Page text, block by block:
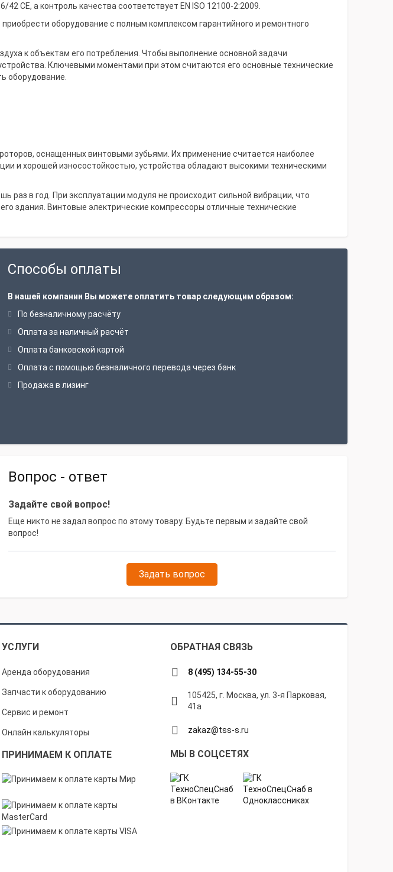
CE, а контроль качества соответствует EN ISO 12100-2:2009.
оборудование с полным комплексом гарантийного и ремонтного
к объектам его потребления. Чтобы выполнение основной задачи
Ключевыми моментами при этом считаются его основные технические
оборудование.
оснащенных винтовыми зубьями. Их применение считается наиболее
и хорошей износостойкостью, устройства обладают высокими техническими
раз в год. При эксплуатации модуля не происходит сильной вибрации, что
здания. Винтовые электрические компрессоры отличные технические
Способы оплаты
В нашей компании Вы можете оплатить товар следующим образом:
По безналичному расчёту
Оплата за наличный расчёт
Оплата банковской картой
Оплата с помощью безналичного перевода через банк
Продажа в лизинг
Вопрос - ответ
Задайте свой вопрос!
Еще никто не задал вопрос по этому товару. Будьте первым и задайте свой
вопрос!
Задать вопрос
УСЛУГИ ОБРАТНАЯ СВЯЗЬ
Аренда оборудования
Запчасти к оборудованию
Сервис и ремонт
Онлайн калькуляторы
ПРИНИМАЕМ К ОПЛАТЕ
8 (495) 134-55-30
105425, г. Москва, ул. 3-я Парковая,
41а
zakaz@tss-s.ru
МЫ В СОЦСЕТЯХ